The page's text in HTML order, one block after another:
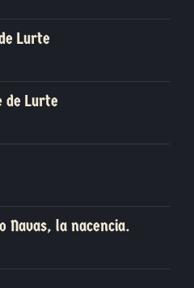
Lurte
de Lurte
Navas, la nacencia.